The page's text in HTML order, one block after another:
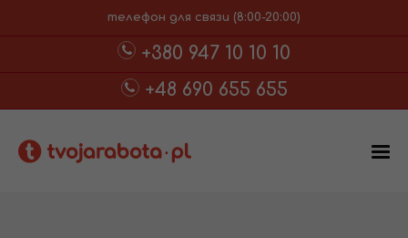
телефон для связи (8:00-20:00)
+380 947 10 10 10
+48 690 655 655